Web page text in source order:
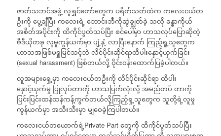
ဇာတ်သဘင်အဖွဲ့ လူရွှင်တော်တွေက ပရိတ်သတ်ထဲက ကလေးငယ်တ
ဦးကို ပွေ့ချီပြီး ကလေးရဲ့ ဘောင်းဘီကိုဆွဲချွတ်ခဲ့ သလို ခန္ဓာကိုယ်
အစိတ်အပိုင်းကို ထိကိုင်ပွတ်သပ်ပြီး စင်ပေါ်မှာ ဟာသလုပ်ပြောဆိုတဲ့
ဗီဒီယိုတခု လူမှုကွန်ယက်မှာ ပျံ့နှံ့ လာပြီးနောက် ကြည့်ရှု့သူတွေက
ဟာသအဖြစ်မရှုမြင်သင့်ဘဲ လိင်ပိုင်းဆိုင်ရာထိပါးနှောင့်ယှက်ခြင်း
(sexual harassment) ဖြစ်တယ်လို့ ဝိုင်းဝန်းထောက်ပြခဲ့ပါတယ်။
လူအများရှေ့မှာ ကလေးငယ်တဦးကို လိင်ပိုင်းဆိုင်ရာ ထိပါး
နှောင့်ယှက်မှု ပြုလုပ်တာကို ဟာသပြက်လုံးလို့ အမည်တပ် တာကို
ပြင်းပြင်းထန်ထန်ကန့်ကွက်တယ်လို့ကြည့်ရှု့သူတွေက သူတို့ရဲ့လူမှု
ကွန်ယက်မှာ အသီးသီးမှာ မျှဝေခဲ့ကြပါတယ်။
ကလေးငယ်တယောက်ရဲ့Private Part တွေကို ထိကိုင်ပွတ်သပ်ပြီး